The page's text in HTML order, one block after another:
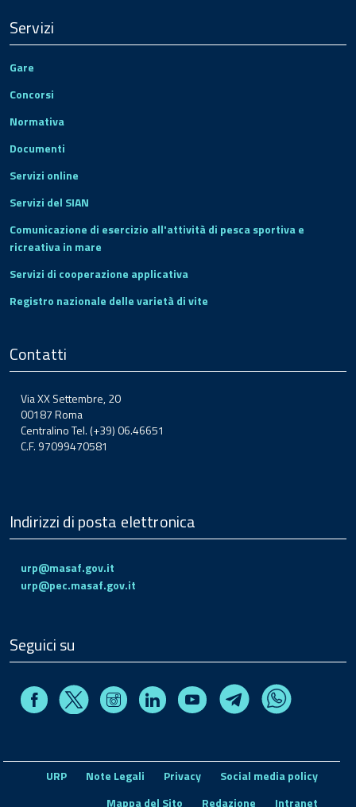
Servizi
Gare
Concorsi
Normativa
Documenti
Servizi online
Servizi del SIAN
Comunicazione di esercizio all'attività di pesca sportiva e
ricreativa in mare
Servizi di cooperazione applicativa
Registro nazionale delle varietà di vite
Contatti
Via XX Settembre, 20
00187 Roma
Centralino Tel. (+39) 06.46651
C.F. 97099470581
Indirizzi di posta elettronica
urp@masaf.gov.it
urp@pec.masaf.gov.it
Seguici su
FacebookX InstagramLinkedin Youtube TelegramWhatsapp
URP Note Legali Privacy
Social media policy
Mappa del Sito
Redazione Intranet